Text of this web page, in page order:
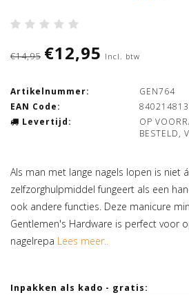
€14,95 €12,95 Incl. btw
Artikelnummer:
GEN764
EAN Code:
Levertijd:
OP
BESTELD,
Als man met lange nagels lopen is niet
zelfzorghulpmiddel fungeert als een
ook andere functies. Deze manicure
Gentlemen's Hardware is perfect voor
nagelrepa Lees meer..
Inpakken als kado - gratis: